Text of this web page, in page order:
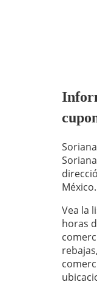
Vea la
horas